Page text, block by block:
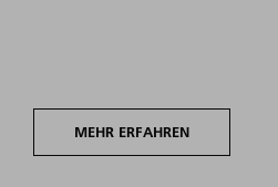
MEHR ERFAHREN